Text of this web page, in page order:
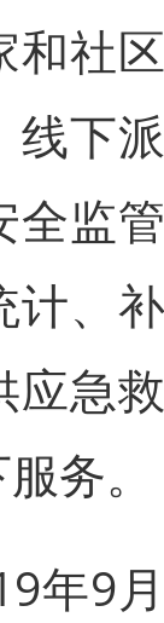
和社
线下
全监
计、
应急
务。
年9